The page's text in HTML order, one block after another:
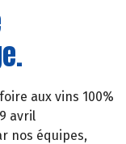
aux vins 100%
avril
nos équipes,